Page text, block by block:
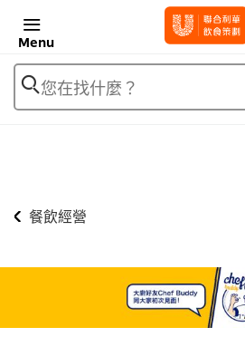
Menu
您在找什麼？
餐飲經營